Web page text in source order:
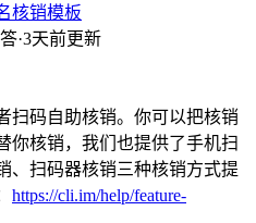
核销模板
·3天前更新
扫码自助核销。你可以把核销
你核销，我们也提供了手机扫
、扫码器核销三种核销方式提
https://cli.im/help/feature-